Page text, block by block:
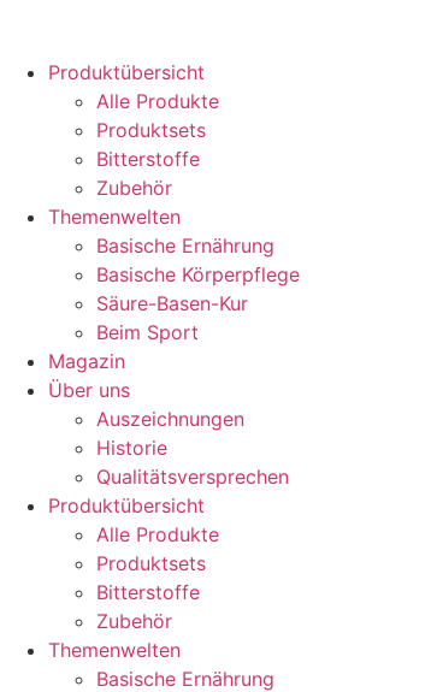
Produktübersicht
Alle Produkte
Produktsets
Bitterstoffe
Zubehör
Themenwelten
Basische Ernährung
Basische Körperpflege
Säure-Basen-Kur
Beim Sport
Magazin
Über uns
Auszeichnungen
Historie
Qualitätsversprechen
Produktübersicht
Alle Produkte
Produktsets
Bitterstoffe
Zubehör
Themenwelten
Basische Ernährung